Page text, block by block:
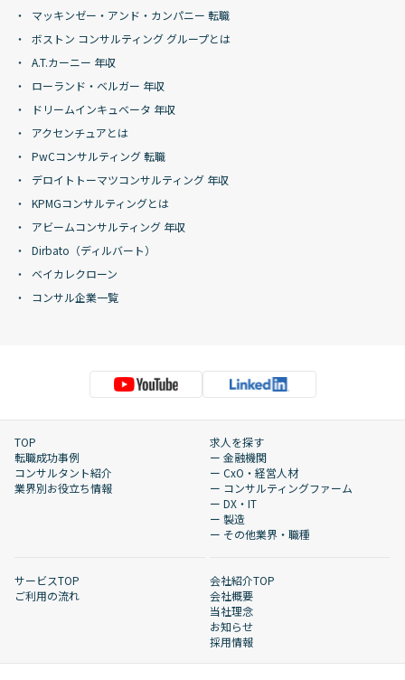
マッキンゼー・アンド・カンパニー 転職
ボストン コンサルティング グループとは
A.T.カーニー 年収
ローランド・ベルガー 年収
ドリームインキュベータ 年収
アクセンチュアとは
PwCコンサルティング 転職
デロイトトーマツコンサルティング 年収
KPMGコンサルティングとは
アビームコンサルティング 年収
Dirbato（ディルバート）
ベイカレクローン
コンサル企業一覧
TOP
転職成功事例
コンサルタント紹介
業界別お役立ち情報
求人を探す
ー 金融機関
ー CxO・経営人材
ー コンサルティングファーム
ー DX・IT
ー 製造
ー その他業界・職種
サービスTOP
ご利用の流れ
会社紹介TOP
会社概要
当社理念
お知らせ
採用情報